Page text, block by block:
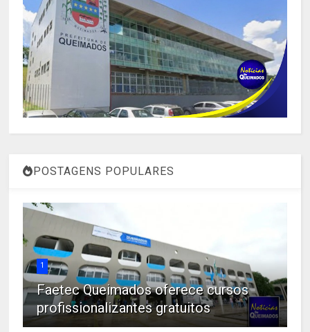
POSTAGENS POPULARES
1
Faetec Queimados oferece cursos
profissionalizantes gratuitos